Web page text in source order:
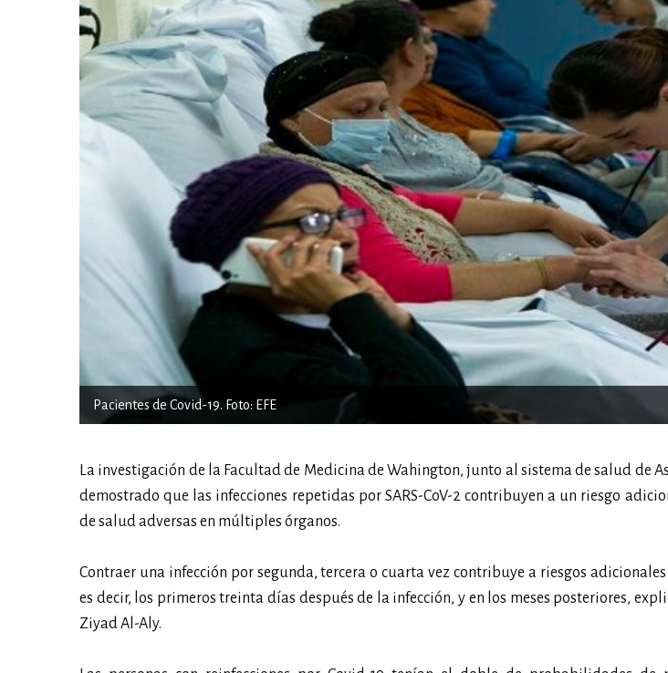
Pacientes de Covid-19. Foto: EFE
La investigación de la Facultad de Medicina de Wahington, junto al sistema de salud de
demostrado que las infecciones repetidas por SARS-CoV-2 contribuyen a un riesgo
de salud adversas en múltiples órganos.
Contraer una infección por segunda, tercera o cuarta vez contribuye a riesgos
es decir, los primeros treinta días después de la infección, y en los meses posteriores,
Ziyad Al-Aly.